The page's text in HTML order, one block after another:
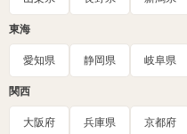
東海
愛知県 静岡県 岐阜県
関西
大阪府 兵庫県 京都府